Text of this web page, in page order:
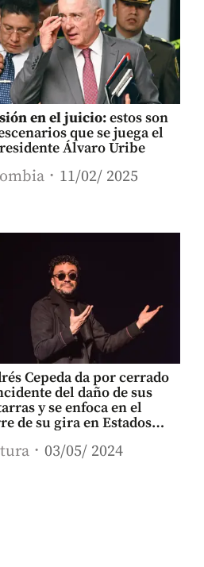
en el juicio:estos son
que se juega el
Álvaro Uribe
11/02/ 2025
Cepeda da por cerrado
del daño de sus
y se enfoca en el
de su gira en Estados
03/05/ 2024